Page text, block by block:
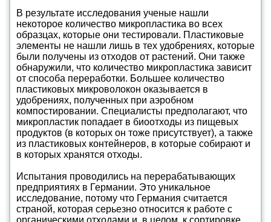
В результате исследования ученые нашли
некоторое количество микропластика во всех
образцах, которые они тестировали. Пластиковые
элементы не нашли лишь в тех удобрениях, которые
были получены из отходов от растений. Они также
обнаружили, что количество микропластика зависит
от способа переработки. Большее количество
пластиковых микроволокон оказывается в
удобрениях, полученных при аэробном
компостировании. Специалисты предполагают, что
микропластик попадает в биоотходы из пищевых
продуктов (в которых он тоже присутствует), а также
из пластиковых контейнеров, в которые собирают и
в которых хранятся отходы.
Испытания проводились на перерабатывающих
предприятиях в Германии. Это уникальное
исследование, потому что Германия считается
страной, которая серьезно относится к работе с
органическими отходами и, в целом, к сортировке